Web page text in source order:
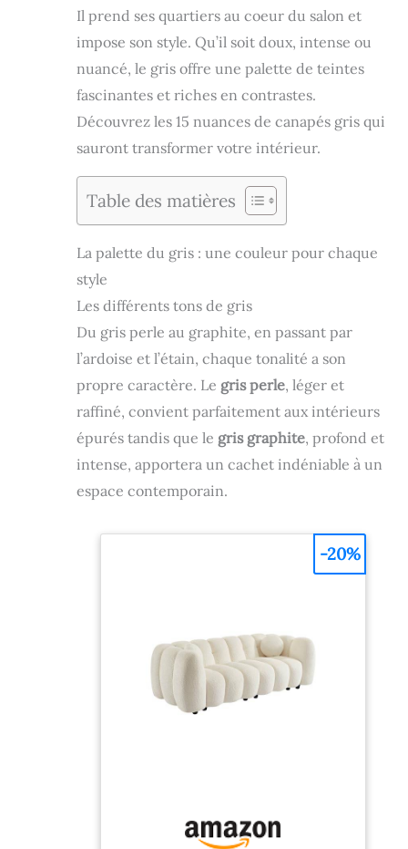
Il prend ses quartiers au coeur du salon et
impose son style. Qu’il soit doux, intense ou
nuancé, le gris offre une palette de teintes
fascinantes et riches en contrastes.
Découvrez les 15 nuances de canapés gris qui
sauront transformer votre intérieur.
Table des matières
La palette du gris : une couleur pour chaque
style
Les différents tons de gris
Du gris perle au graphite, en passant par
l’ardoise et l’étain, chaque tonalité a son
propre caractère. Le gris perle, léger et
raffiné, convient parfaitement aux intérieurs
épurés tandis que le gris graphite, profond et
intense, apportera un cachet indéniable à un
espace contemporain.
-20%